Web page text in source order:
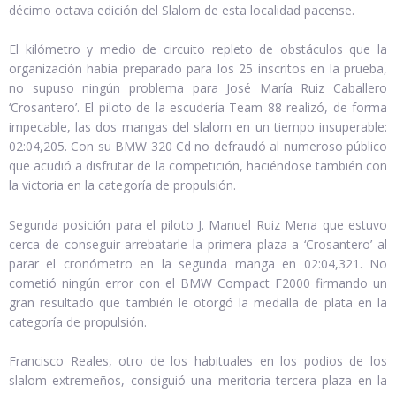
décimo octava edición del Slalom de esta localidad pacense.
El kilómetro y medio de circuito repleto de obstáculos que la
organización había preparado para los 25 inscritos en la prueba,
no supuso ningún problema para José María Ruiz Caballero
‘Crosantero’. El piloto de la escudería Team 88 realizó, de forma
impecable, las dos mangas del slalom en un tiempo insuperable:
02:04,205. Con su BMW 320 Cd no defraudó al numeroso público
que acudió a disfrutar de la competición, haciéndose también con
la victoria en la categoría de propulsión.
Segunda posición para el piloto J. Manuel Ruiz Mena que estuvo
cerca de conseguir arrebatarle la primera plaza a ‘Crosantero’ al
parar el cronómetro en la segunda manga en 02:04,321. No
cometió ningún error con el BMW Compact F2000 firmando un
gran resultado que también le otorgó la medalla de plata en la
categoría de propulsión.
Francisco Reales, otro de los habituales en los podios de los
slalom extremeños, consiguió una meritoria tercera plaza en la